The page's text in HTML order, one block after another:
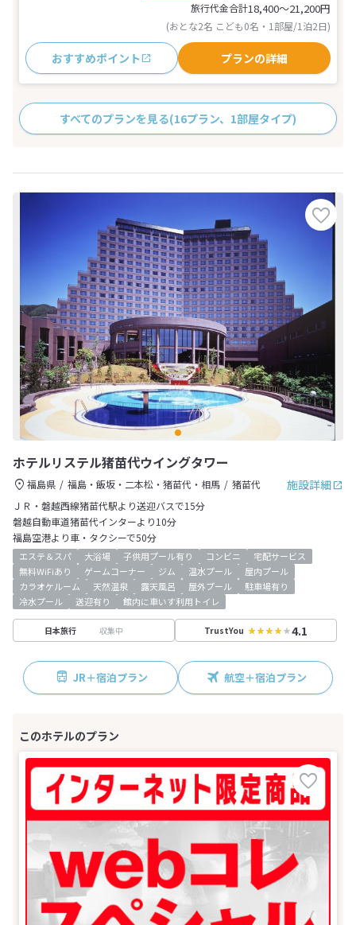
旅行代金合計18,400〜21,200円
(おとな2名 こども0名・1部屋/1泊2日)
おすすめポイント プランの詳細
すべてのプランを見る(16プラン、1部屋タイプ)
ホテルリステル猪苗代ウイングタワー
施設詳細
福島県 福島・飯坂・二本松・猪苗代・相馬
猪苗代
ＪＲ・磐越西線猪苗代駅より送迎バスで15分
磐越自動車道猪苗代インターより10分
福島空港より車・タクシーで50分
エステ＆スパ 大浴場 子供用プール有り コンビニ
宅配サービス
無料WiFiあり
ゲームコーナー ジム 温水プール
屋内プール
カラオケルーム
天然温泉 露天風呂 屋外プール
駐車場有り
冷水プール
送迎有り 館内に車いす利用トイレ
日本旅行 収集中 TrustYou 4.1
JR＋宿泊プラン 航空＋宿泊プラン